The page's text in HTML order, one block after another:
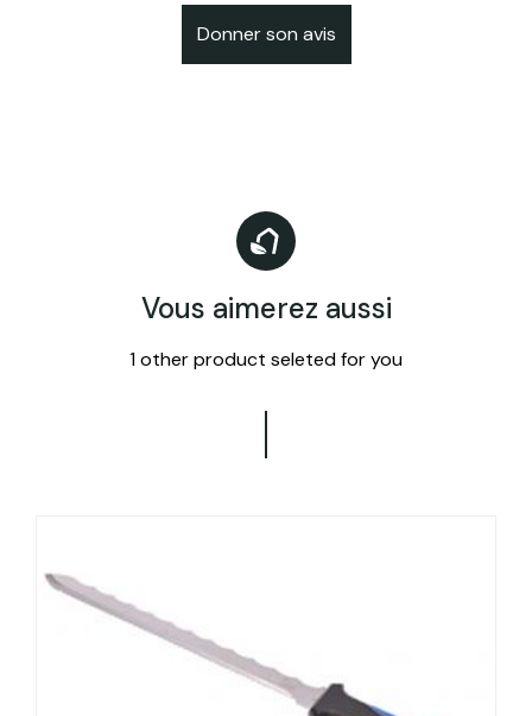
Donner son avis
Vous aimerez aussi
1 other product seleted for you